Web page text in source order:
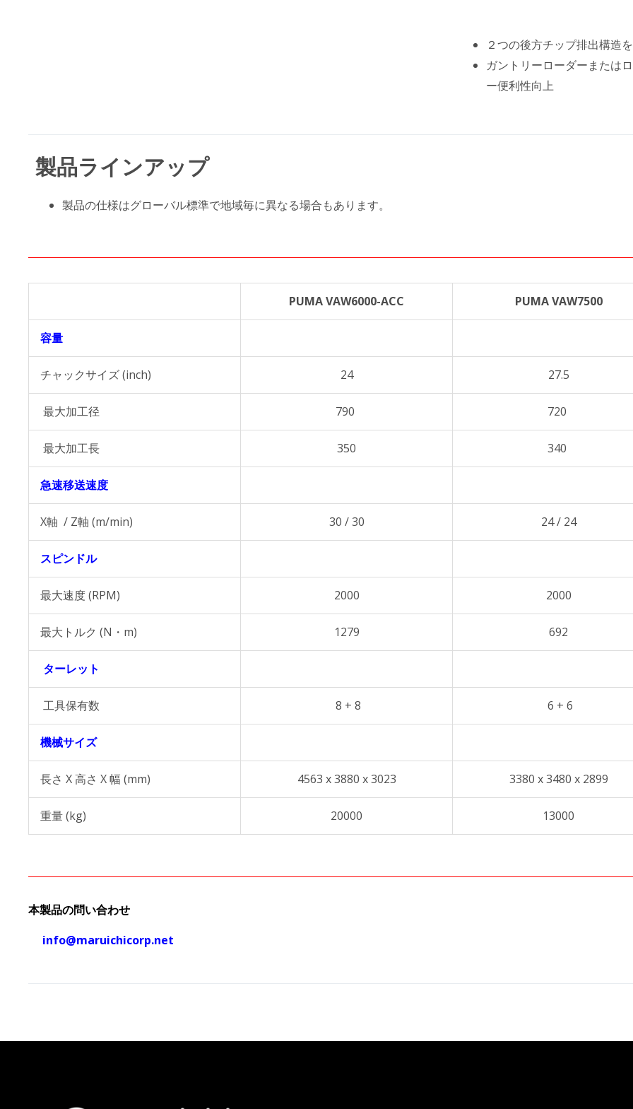
２つの後方チップ排出構造
ガントリーローダーまたは
ー便利性向上
製品ラインアップ
製品の仕様はグローバル標準で地域毎に異なる場合もあります。
PUMA VAW6000-ACC PUMA VAW7500
容量
チャックサイズ (inch) 24 27.5
最大加工径 790 720
最大加工長 350 340
急速移送速度
X軸 / Z軸 (m/min) 30 / 30 24 / 24
スピンドル
最大速度 (RPM) 2000 2000
最大トルク (N・m) 1279 692
ターレット
工具保有数 8 + 8 6 + 6
機械サイズ
長さ X 高さ X 幅 (mm) 4563 x 3880 x 3023 3380 x 3480 x 2899
重量 (kg) 20000 13000
本製品の問い合わせ
info@maruichicorp.net